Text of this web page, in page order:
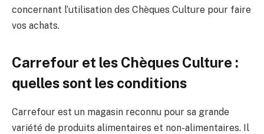
concernant l’utilisation des Chèques Culture pour faire
vos achats.
Carrefour et les Chèques Culture :
quelles sont les conditions
Carrefour est un magasin reconnu pour sa grande
variété de produits alimentaires et non-alimentaires. Il